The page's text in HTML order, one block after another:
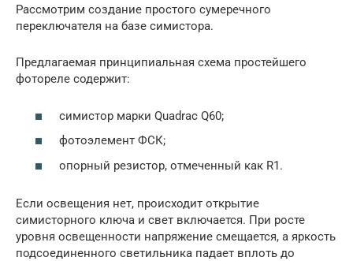
Рассмотрим создание простого сумеречного
переключателя на базе симистора.
Предлагаемая принципиальная схема простейшего
фотореле содержит:
симистор марки Quadrac Q60;
фотоэлемент ФСК;
опорный резистор, отмеченный как R1.
Если освещения нет, происходит открытие
симисторного ключа и свет включается. При росте
уровня освещенности напряжение смещается, а яркость
подсоединенного светильника падает вплоть до